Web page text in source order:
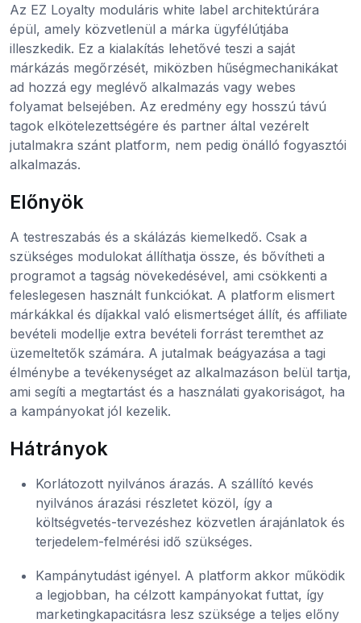
Az EZ Loyalty moduláris white label architektúrára
épül, amely közvetlenül a márka ügyfélútjába
illeszkedik. Ez a kialakítás lehetővé teszi a saját
márkázás megőrzését, miközben hűségmechanikákat
ad hozzá egy meglévő alkalmazás vagy webes
folyamat belsejében. Az eredmény egy hosszú távú
tagok elkötelezettségére és partner által vezérelt
jutalmakra szánt platform, nem pedig önálló fogyasztói
alkalmazás.
Előnyök
A testreszabás és a skálázás kiemelkedő. Csak a
szükséges modulokat állíthatja össze, és bővítheti a
programot a tagság növekedésével, ami csökkenti a
feleslegesen használt funkciókat. A platform elismert
márkákkal és díjakkal való elismertséget állít, és affiliate
bevételi modellje extra bevételi forrást teremthet az
üzemeltetők számára. A jutalmak beágyazása a tagi
élménybe a tevékenységet az alkalmazáson belül tartja,
ami segíti a megtartást és a használati gyakoriságot, ha
a kampányokat jól kezelik.
Hátrányok
Korlátozott nyilvános árazás. A szállító kevés
nyilvános árazási részletet közöl, így a
költségvetés-tervezéshez közvetlen árajánlatok és
terjedelem-felmérési idő szükséges.
Kampánytudást igényel. A platform akkor működik
a legjobban, ha célzott kampányokat futtat, így
marketingkapacitásra lesz szüksége a teljes előny